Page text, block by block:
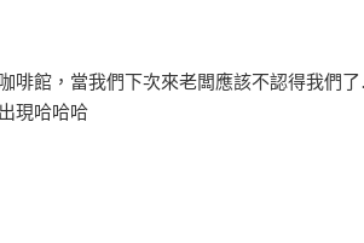
啡館，當我們下次來老闆應該不認得我們
現哈哈哈